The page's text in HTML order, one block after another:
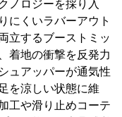
ノロジーを採り入
にくいラバーアウト
立するブーストミッ
着地の衝撃を反発力
ュアッパーが通気性
を涼しい状態に維
工や滑り止めコーテ